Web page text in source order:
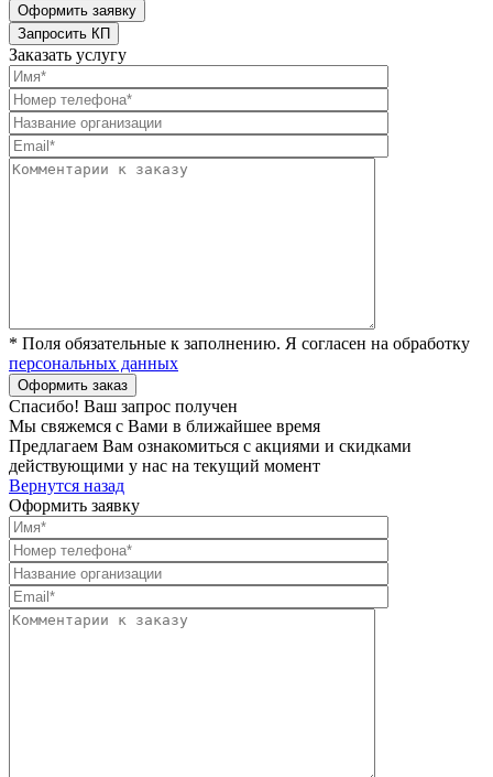
Заказать услугу
* Поля обязательные к заполнению. Я согласен на обработку
персональных данных
Спасибо! Ваш запрос получен
Мы свяжемся с Вами в ближайшее время
Предлагаем Вам ознакомиться с акциями и скидками
действующими у нас на текущий момент
Вернутся назад
Оформить заявку